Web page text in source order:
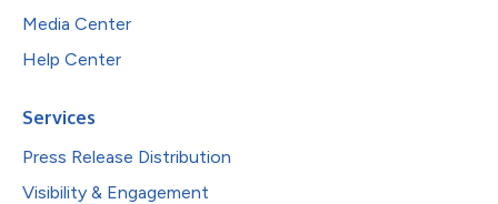
Media Center
Help Center
Services
Press Release Distribution
Visibility & Engagement